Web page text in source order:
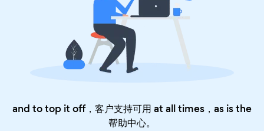
and to top it off，客户支持可用 at all times，as is the
帮助中心。